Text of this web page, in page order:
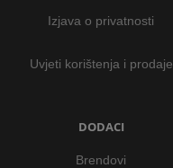
Izjava o privatnosti
Uvjeti korištenja i prodaje
DODACI
Brendovi